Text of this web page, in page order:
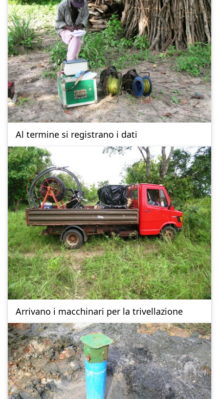
Al termine si registrano i dati
Arrivano i macchinari per la trivellazione